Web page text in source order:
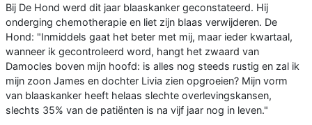
Bij De Hond werd dit jaar blaaskanker geconstateerd. Hij
onderging chemotherapie en liet zijn blaas verwijderen. De
Hond: "Inmiddels gaat het beter met mij, maar ieder kwartaal,
wanneer ik gecontroleerd word, hangt het zwaard van
Damocles boven mijn hoofd: is alles nog steeds rustig en zal ik
mijn zoon James en dochter Livia zien opgroeien? Mijn vorm
van blaaskanker heeft helaas slechte overlevingskansen,
slechts 35% van de patiënten is na vijf jaar nog in leven."